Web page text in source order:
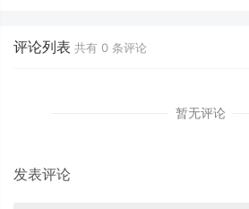
评论列表 共有 0 条评论
暂无评论
发表评论